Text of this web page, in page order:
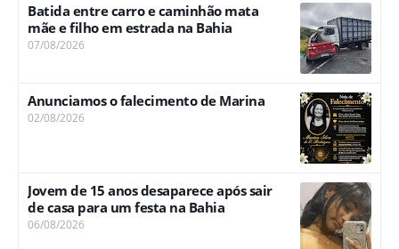
Batida entre carro e caminhão mata
mãe e filho em estrada na Bahia
07/08/2026
Anunciamos o falecimento de Marina
02/08/2026
Jovem de 15 anos desaparece após sair
de casa para um festa na Bahia
06/08/2026